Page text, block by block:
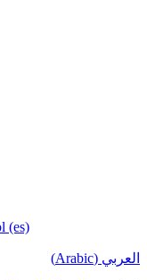
(es)
العربي (Arabic)